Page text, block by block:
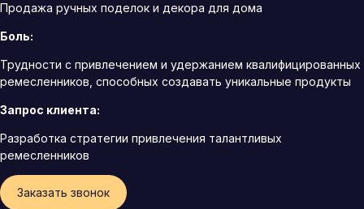
Продажа ручных поделок и декора для дома
Боль:
Трудности с привлечением и удержанием квалифицированных
ремесленников, способных создавать уникальные продукты
Запрос клиента:
Разработка стратегии привлечения талантливых
ремесленников
Заказать звонок